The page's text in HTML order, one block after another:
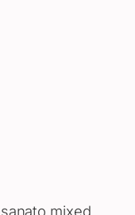
mixed